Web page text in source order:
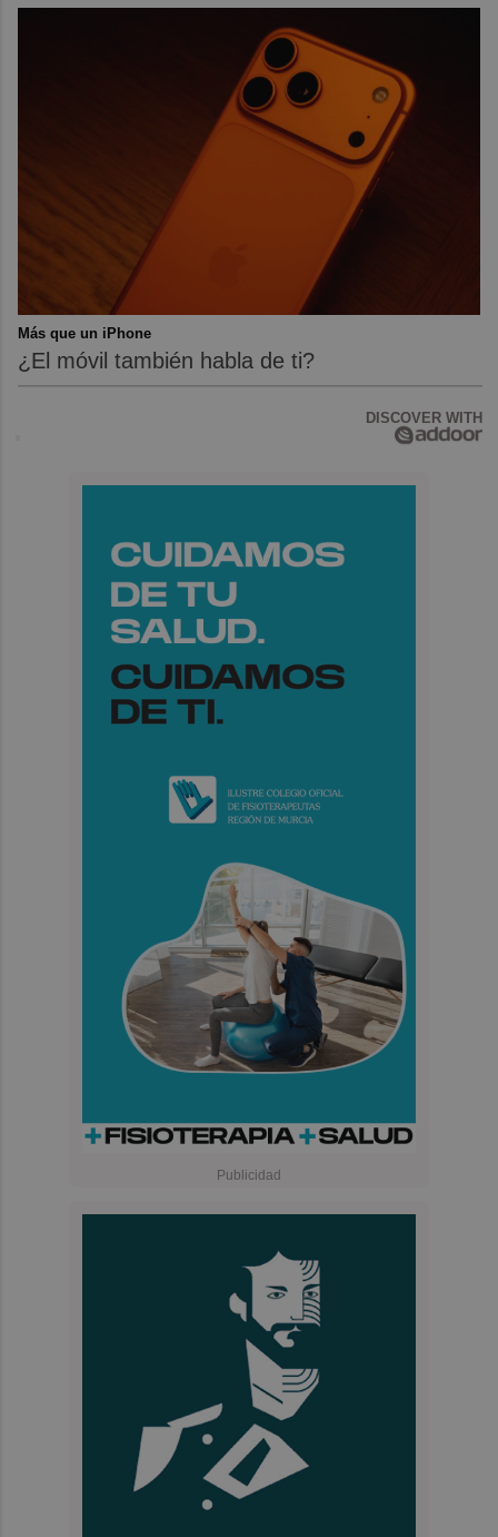
Más que un iPhone
¿El móvil también habla de ti?
DISCOVER WITH